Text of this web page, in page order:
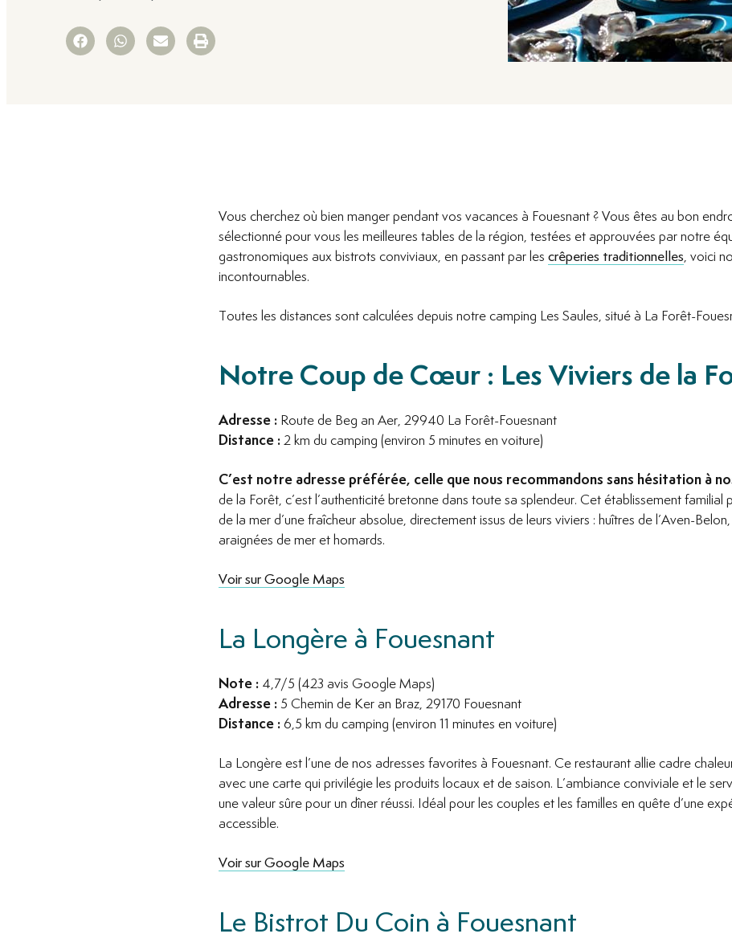
Vous cherchez où bien manger pendant vos vacances à Fouesnant ? Vous êtes au bon
sélectionné pour vous les meilleures tables de la région, testées et approuvées par notre
gastronomiques aux bistrots conviviaux, en passant par les crêperies traditionnelles, voici
incontournables.
Toutes les distances sont calculées depuis notre camping Les Saules, situé à La Forêt-
Notre Coup de Cœur : Les Viviers de la
Adresse : Route de Beg an Aer, 29940 La Forêt-Fouesnant
Distance : 2 km du camping (environ 5 minutes en voiture)
C’est notre adresse préférée, celle que nous recommandons sans hésitation à
de la Forêt, c’est l’authenticité bretonne dans toute sa splendeur. Cet établissement familial
de la mer d’une fraîcheur absolue, directement issus de leurs viviers : huîtres de l’Aven-
araignées de mer et homards.
Voir sur Google Maps
La Longère à Fouesnant
Note : 4,7/5 (423 avis Google Maps)
Adresse : 5 Chemin de Ker an Braz, 29170 Fouesnant
Distance : 6,5 km du camping (environ 11 minutes en voiture)
La Longère est l’une de nos adresses favorites à Fouesnant. Ce restaurant allie cadre
avec une carte qui privilégie les produits locaux et de saison. L’ambiance conviviale et le
une valeur sûre pour un dîner réussi. Idéal pour les couples et les familles en quête d’une
accessible.
Voir sur Google Maps
Le Bistrot Du Coin à Fouesnant